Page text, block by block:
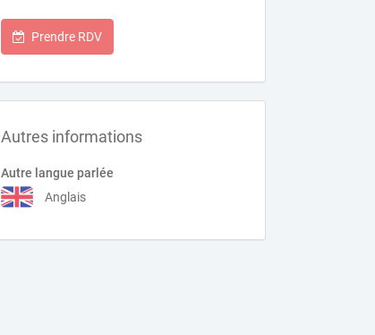
Prendre RDV
Autres informations
Autre langue parlée
Anglais